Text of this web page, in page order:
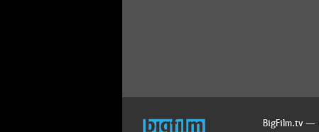
BigFilm.tv —